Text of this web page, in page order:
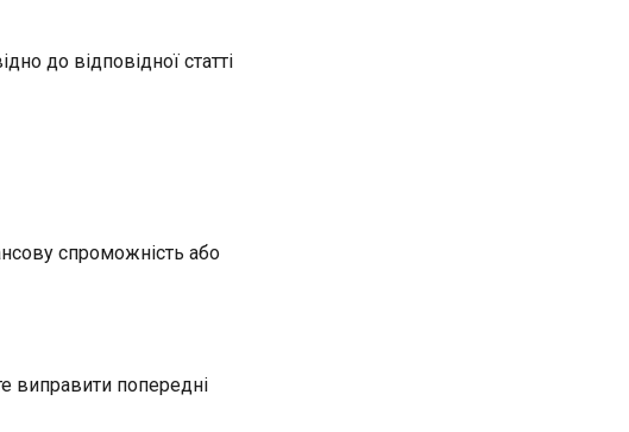
до відповідної статті
спроможність або
виправити попередні